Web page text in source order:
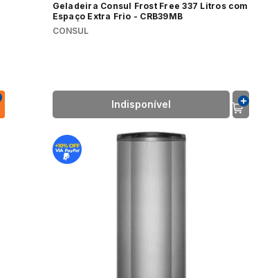
Geladeira Consul Frost Free 337 Litros com
Espaço Extra Frio - CRB39MB
CONSUL
Indisponível